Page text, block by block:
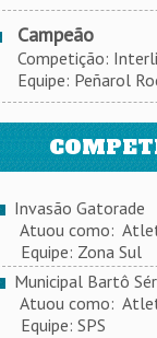
Campeão
Competição:
Equipe: Peñarol
Invasão Gatorade
Atuou como:
Equipe: Zona Sul
Municipal Bartô
Atuou como:
Equipe: SPS